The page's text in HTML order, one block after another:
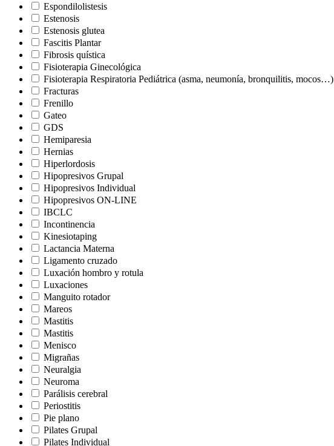
Espondilolistesis
Estenosis
Estenosis glutea
Fascitis Plantar
Fibrosis quística
Fisioterapia Ginecológica
Fisioterapia Respiratoria Pediátrica (asma, neumonía, bronquilitis, mocos…)
Fracturas
Frenillo
Gateo
GDS
Hemiparesia
Hernias
Hiperlordosis
Hipopresivos Grupal
Hipopresivos Individual
Hipopresivos ON-LINE
IBCLC
Incontinencia
Kinesiotaping
Lactancia Materna
Ligamento cruzado
Luxación hombro y rotula
Luxaciones
Manguito rotador
Mareos
Mastitis
Mastitis
Menisco
Migrañas
Neuralgia
Neuroma
Parálisis cerebral
Periostitis
Pie plano
Pilates Grupal
Pilates Individual